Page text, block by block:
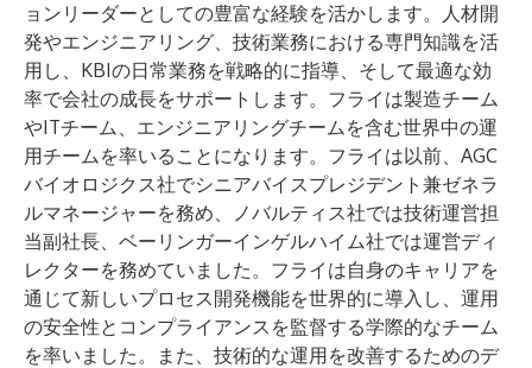
ョンリーダーとしての豊富な経験を活かします。人材開
発やエンジニアリング、技術業務における専門知識を活
用し、KBIの日常業務を戦略的に指導、そして最適な効
率で会社の成長をサポートします。フライは製造チーム
やITチーム、エンジニアリングチームを含む世界中の運
用チームを率いることになります。フライは以前、AGC
バイオロジクス社でシニアバイスプレジデント兼ゼネラ
ルマネージャーを務め、ノバルティス社では技術運営担
当副社長、ベーリンガーインゲルハイム社では運営ディ
レクターを務めていました。フライは自身のキャリアを
通じて新しいプロセス開発機能を世界的に導入し、運用
の安全性とコンプライアンスを監督する学際的なチーム
を率いました。また、技術的な運用を改善するためのデ